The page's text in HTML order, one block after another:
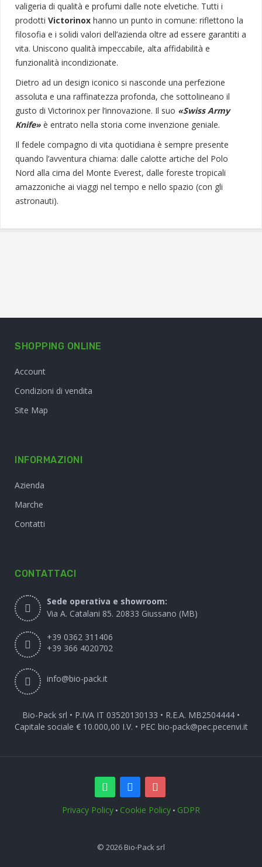
valigeria di qualità e profumi dalle note elvetiche. Tutti i
prodotti Victorinox hanno un punto in comune: riflettono la
filosofia e i solidi valori dell’azienda oltre ad essere garantiti a
vita. Uniscono qualità impeccabile, alta affidabilità e
funzionalità incondizionate.
Dietro ad un design iconico si nasconde una perfezione
assoluta e una raffinatezza profonda, che sottolineano il
gusto di Victorinox per l’innovazione. Il suo «Swiss Army
Knife» è entrato nella storia come invenzione geniale.
Il fedele compagno di vita quotidiana è sempre presente
quando l’avventura chiama: dalle calotte artiche del Polo
Nord alla cima del Monte Everest, dalle foreste tropicali
amazzoniche ai viaggi nel tempo e nello spazio (con gli
astronauti).
SHOPPING ONLINE
Account
Condizioni di vendita
Site Map
INFORMAZIONI
Azienda
Marche
Contatti
CONTATTACI
Sede operativa e showroom:
Via A. Catalani 85. 20833 Giussano (MB)
+39 0362 311406
+39 366 4020702
info@bio-pack.it
Bio-Pack srl • P.IVA IT 03520130133 • R.E.A. MB2504444 •
Capitale sociale € 10.000,00 I.V. • PEC bio-pack@pec.pecenvi.it
Privacy Policy • Cookie Policy • GDPR
© 2026 Bio-Pack srl